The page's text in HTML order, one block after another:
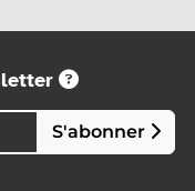
S'abonner